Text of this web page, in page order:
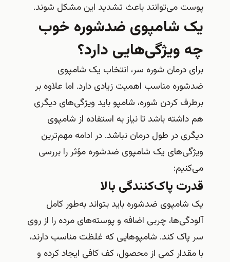
پوست می‌توانند باعث تشدید این مشکل شوند.
یک شامپوی ضدشوره خوب
چه ویژگی‌هایی دارد؟
برای درمان شوره سر، انتخاب یک شامپوی
ضدشوره مناسب اهمیت زیادی دارد. اما علاوه بر
برطرف کردن شوره، شامپو باید ویژگی‌های دیگری
هم داشته باشد تا نیاز به استفاده از شامپوی
دیگری در طول درمان نباشد. در ادامه مهم‌ترین
ویژگی‌های یک شامپوی ضدشوره مؤثر را بررسی
می‌کنیم:
قدرت پاک‌کنندگی بالا
یک شامپوی ضدشوره باید بتواند به‌طور کامل
آلودگی‌ها، چربی اضافه و پوسته‌های مرده را از روی
سر پاک کند. شامپوهایی که غلظت مناسب دارند،
با مقدار کمی از محصول، کف کافی ایجاد کرده و